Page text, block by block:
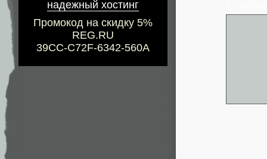
надежный хостинг
Промокод на скидку 5%
REG.RU
39CC-C72F-6342-560A